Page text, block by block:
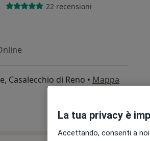
22 recensioni
Casalecchio di Reno • Mappa
La tua privacy è
Accettando, consenti a